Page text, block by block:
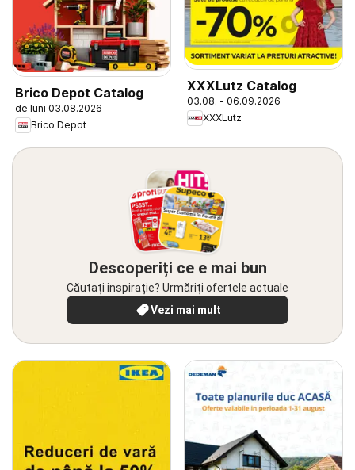
Brico Depot Catalog
de luni 03.08.2026
Brico Depot
XXXLutz Catalog
03.08. - 06.09.2026
XXXLutz
Descoperiți ce e mai bun
Căutați inspirație? Urmăriți ofertele actuale
Vezi mai mult